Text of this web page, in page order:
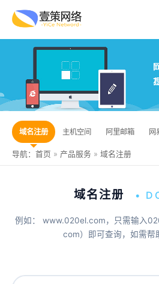
域名注册 主机空间 阿里邮箱 网
导航： 首页 » 产品服务 » 域名注册
域名注册 •
例如： www.020el.com，只需输入
com）即可查询，如需帮